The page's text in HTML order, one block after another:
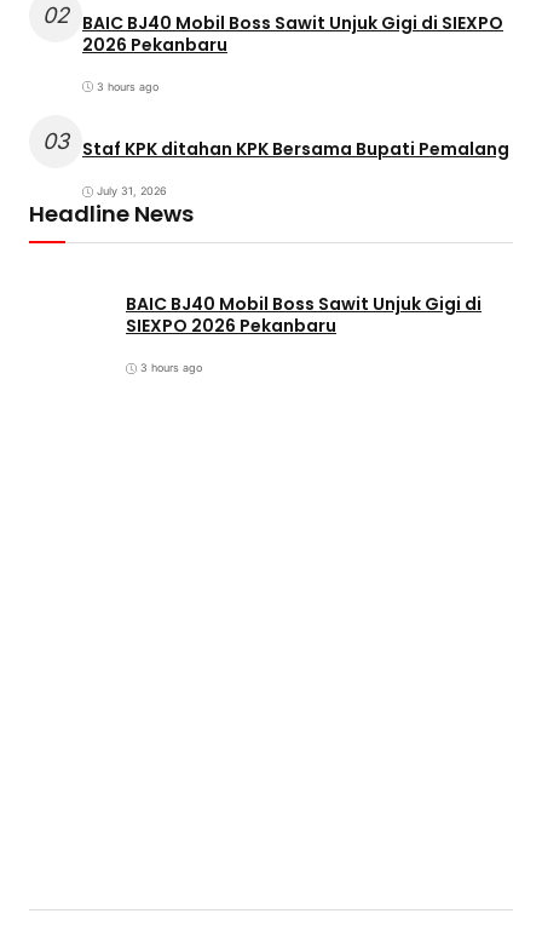
02 BAIC BJ40 Mobil Boss Sawit Unjuk Gigi di SIEXPO
2026 Pekanbaru
3 hours ago
03 Staf KPK ditahan KPK Bersama Bupati Pemalang
July 31, 2026
Headline News
BAIC BJ40 Mobil Boss Sawit Unjuk Gigi di
SIEXPO 2026 Pekanbaru
3 hours ago